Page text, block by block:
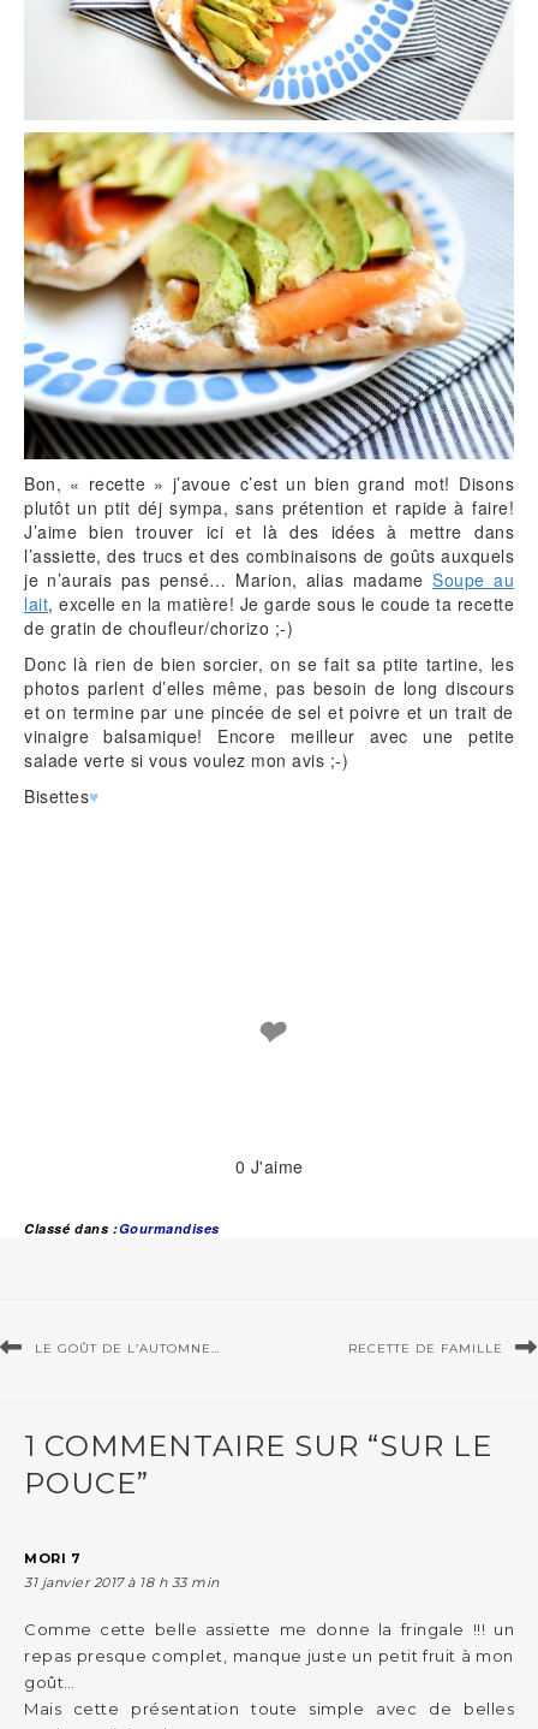
Bon, « recette » j’avoue c’est un bien grand mot! Disons
plutôt un ptit déj sympa, sans prétention et rapide à faire!
J’aime bien trouver ici et là des idées à mettre dans
l’assiette, des trucs et des combinaisons de goûts auxquels
je n’aurais pas pensé… Marion, alias madameSoupe au
lait, excelle en la matière! Je garde sous le coude ta recette
de gratin de choufleur/chorizo ;-)
Donc là rien de bien sorcier, on se fait sa ptite tartine, les
photos parlent d’elles même, pas besoin de long discours
et on termine par une pincée de sel et poivre et un trait de
vinaigre balsamique! Encore meilleur avec une petite
salade verte si vous voulez mon avis ;-)
Bisettes♥
❤
0 J'aime
Classé dans :Gourmandises
LE GOÛT DE L’AUTOMNE… RECETTE DE FAMILLE
1 COMMENTAIRE SUR “SUR LE
POUCE”
MORI 7
31 janvier 2017 à 18 h 33 min
Comme cette belle assiette me donne la fringale !!! un
repas presque complet, manque juste un petit fruit à mon
goût…
Mais cette présentation toute simple avec de belles